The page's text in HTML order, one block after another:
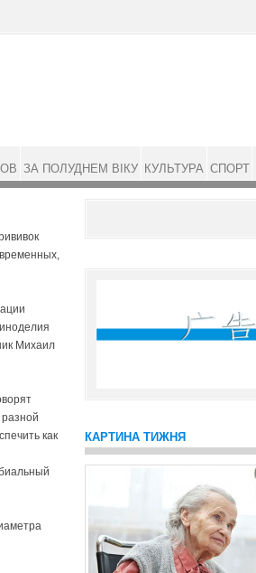
Михаил
как
КАРТИНА ТИЖНЯ
ОВ ЗА ПОЛУДНЕМ ВІКУ КУЛЬТУРА СПОРТ